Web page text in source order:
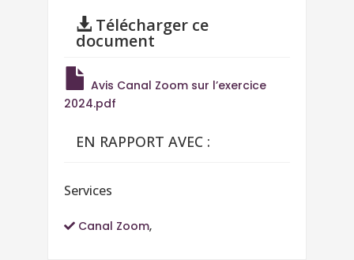
Télécharger ce
document
Avis Canal Zoom sur l’exercice
2024.pdf
EN RAPPORT AVEC :
Services
Canal Zoom,